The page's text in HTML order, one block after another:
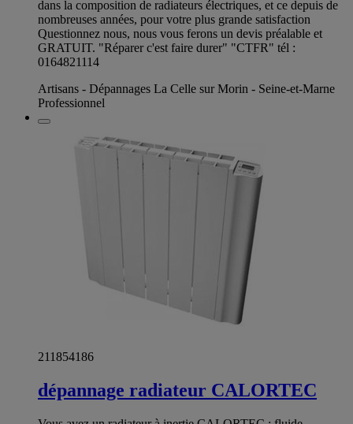
dans la composition de radiateurs électriques, et ce depuis de
nombreuses années, pour votre plus grande satisfaction
Questionnez nous, nous vous ferons un devis préalable et
GRATUIT. "Réparer c'est faire durer" "CTFR" tél :
0164821114
Artisans - Dépannages La Celle sur Morin - Seine-et-Marne
Professionnel
211854186
dépannage radiateur CALORTEC